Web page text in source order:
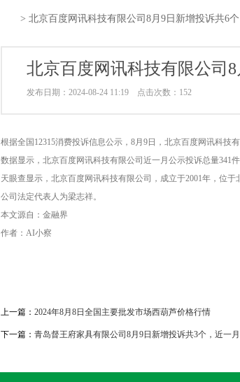
> 北京百度网讯科技有限公司8月9日新增投诉共6
北京百度网讯科技有限公司
发布日期：2024-08-24 11:19 点击次数：152
根据全国12315消费投诉信息公示，8月9日，北京百度网讯科技
数据显示，北京百度网讯科技有限公司近一月公示投诉总量341
天眼查显示，北京百度网讯科技有限公司，成立于2001年，位
公司法定代表人为梁志祥。
本文源自：金融界
作者：AI小察
上一篇： 2024年8月8日全国主要批发市场西葫芦价格行情
下一篇： 青岛督王府家具有限公司8月9日新增投诉共3个，近一